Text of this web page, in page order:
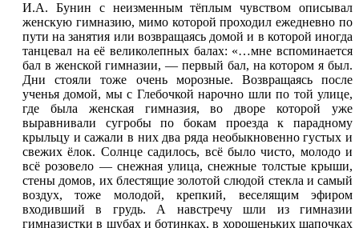
И.А. Бунин с неизменным тёплым чувством описывал
женскую гимназию, мимо которой проходил ежедневно по
пути на занятия или возвращаясь домой и в которой иногда
танцевал на её великолепных балах: «…мне вспоминается
бал в женской гимназии, — первый бал, на котором я был.
Дни стояли тоже очень морозные. Возвращаясь после
ученья домой, мы с Глебочкой нарочно шли по той улице,
где была женская гимназия, во дворе которой уже
выравнивали сугробы по бокам проезда к парадному
крыльцу и сажали в них два ряда необыкновенно густых и
свежих ёлок. Солнце садилось, всё было чисто, молодо и
всё розовело — снежная улица, снежные толстые крыши,
стены домов, их блестящие золотой слюдой стекла и самый
воздух, тоже молодой, крепкий, веселящим эфиром
входивший в грудь. А навстречу шли из гимназии
гимназистки в шубах и ботинках, в хорошеньких шапочках